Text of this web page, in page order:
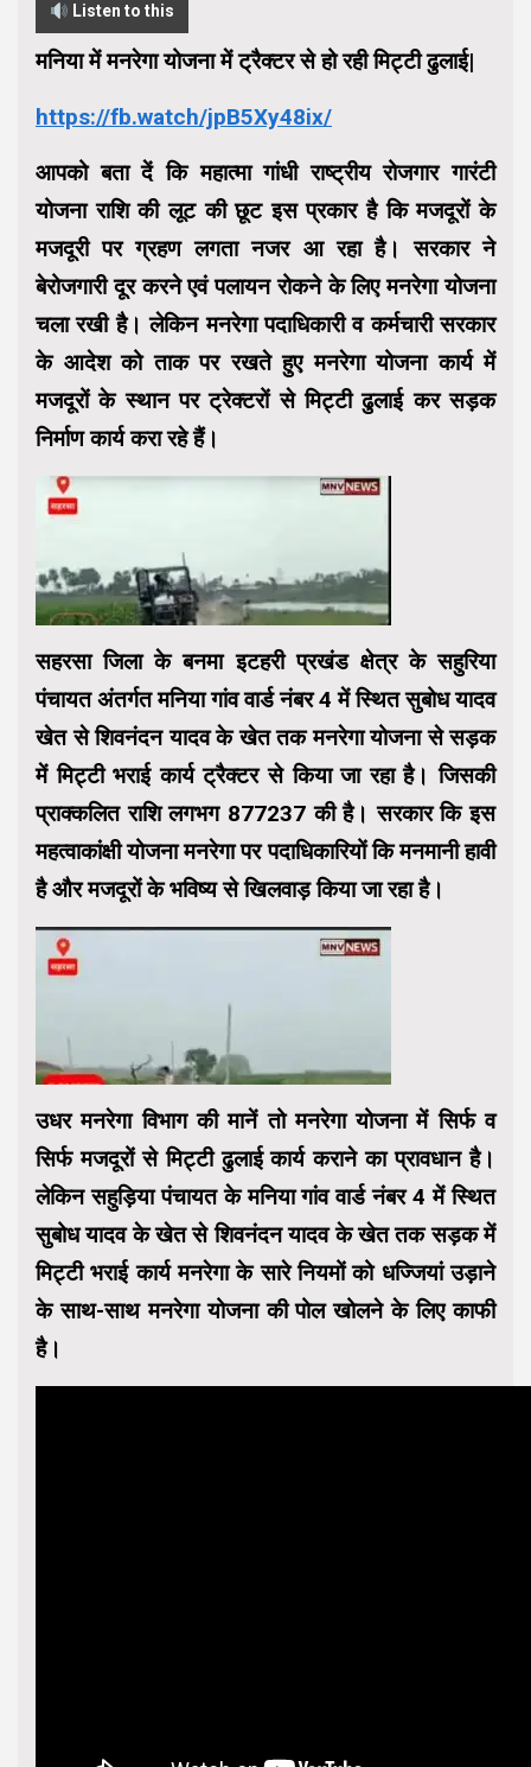
Listen to this
मनिया में मनरेगा योजना में ट्रैक्टर से हो रही मिट्टी ढुलाई|
https://fb.watch/jpB5Xy48ix/
आपको बता दें कि महात्मा गांधी राष्ट्रीय रोजगार गारंटी
योजना राशि की लूट की छूट इस प्रकार है कि मजदूरों के
मजदूरी पर ग्रहण लगता नजर आ रहा है। सरकार ने
बेरोजगारी दूर करने एवं पलायन रोकने के लिए मनरेगा योजना
चला रखी है। लेकिन मनरेगा पदाधिकारी व कर्मचारी सरकार
के आदेश को ताक पर रखते हुए मनरेगा योजना कार्य में
मजदूरों के स्थान पर ट्रेक्टरों से मिट्टी ढुलाई कर सड़क
निर्माण कार्य करा रहे हैं।
सहरसा जिला के बनमा इटहरी प्रखंड क्षेत्र के सहुरिया
पंचायत अंतर्गत मनिया गांव वार्ड नंबर 4 में स्थित सुबोध यादव
खेत से शिवनंदन यादव के खेत तक मनरेगा योजना से सड़क
में मिट्टी भराई कार्य ट्रैक्टर से किया जा रहा है। जिसकी
प्राक्कलित राशि लगभग ₹877237 की है। सरकार कि इस
महत्वाकांक्षी योजना मनरेगा पर पदाधिकारियों कि मनमानी हावी
है और मजदूरों के भविष्य से खिलवाड़ किया जा रहा है।
उधर मनरेगा विभाग की मानें तो मनरेगा योजना में सिर्फ व
सिर्फ मजदूरों से मिट्टी ढुलाई कार्य कराने का प्रावधान है।
लेकिन सहुड़िया पंचायत के मनिया गांव वार्ड नंबर 4 में स्थित
सुबोध यादव के खेत से शिवनंदन यादव के खेत तक सड़क में
मिट्टी भराई कार्य मनरेगा के सारे नियमों को धज्जियां उड़ाने
के साथ-साथ मनरेगा योजना की पोल खोलने के लिए काफी
है।